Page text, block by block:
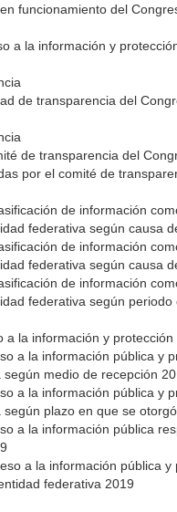
funcionamiento del
a la información y
de transparencia del
de transparencia del
por el comité de
de información
federativa según causa
de información
federativa según causa
de información
federativa según periodo
a la información y
a la información pública y
medio de recepción
a la información pública y
plazo en que se
a la información pública
a la información pública
federativa 2019